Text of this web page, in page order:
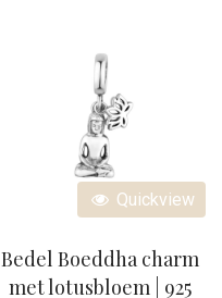
Quickview
Bedel Boeddha charm
met lotusbloem | 925